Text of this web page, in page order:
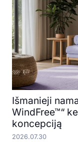
Išmanieji
WindFree™“
koncepciją
2026.07.30